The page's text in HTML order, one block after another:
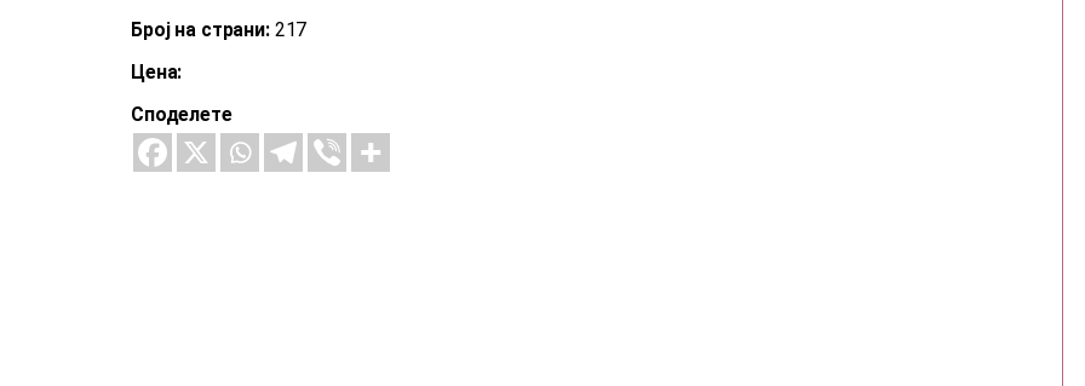
Број на страни: 217
Цена:
Споделете